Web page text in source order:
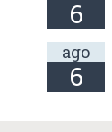
6
ago
6